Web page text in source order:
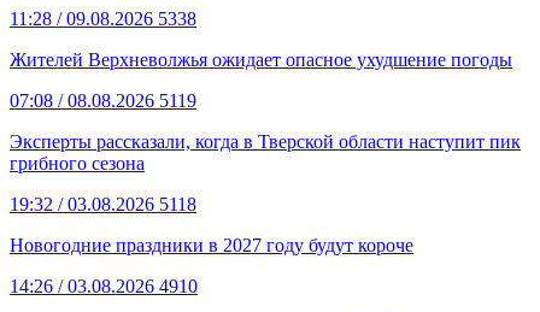
11:28 / 09.08.2026 5338
Жителей Верхневолжья ожидает опасное ухудшение погоды
07:08 / 08.08.2026 5119
Эксперты рассказали, когда в Тверской области наступит пик
грибного сезона
19:32 / 03.08.2026 5118
Новогодние праздники в 2027 году будут короче
14:26 / 03.08.2026 4910